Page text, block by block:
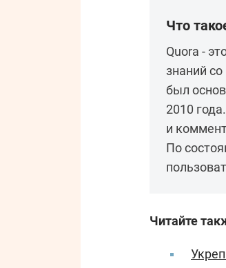
Что
Quora -
знаний
был
2010
и
По
Читайте